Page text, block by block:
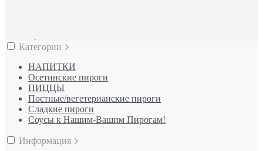
Категории
НАПИТКИ
Осетинские пироги
ПИЦЦЫ
Постные/вегетерианские пироги
Сладкие пироги
Соусы к Нашим-Вашим Пирогам!
Информация